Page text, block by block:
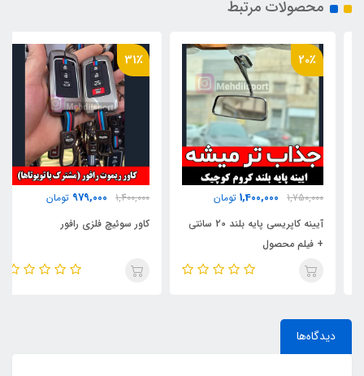
محصولات مرتبط
20٪
1,750,000
1,400,000 تومان
آیینه کاپریسی پایه بلند 20 سانتی
+ فیلم محصول
31٪
1,400,000
979,000 تومان
کاور سوئیچ فلزی رافور
دیدگاه‌ها